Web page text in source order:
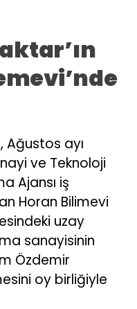
Ağustos ayı
ve Teknoloji
Ajansı iş
Horan Bilimevi
uzay
sanayisinin
Özdemir
oy birliğiyle